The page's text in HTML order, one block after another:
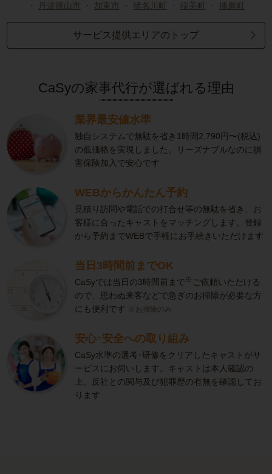
・
丹波篠山市 ・ 加東市 ・ 猪名川町 ・ 稲美町 ・ 播磨町
サービス提供エリアのトップ
CaSyの家事代行が選ばれる理由
業界最安値水準
独自システムで無駄を省き1時間2,790円〜(税込)
の低価格を実現しました。リーズナブルなのに損
害保険加入で安心です
WEBからかんたん予約
見積り訪問や電話での打合せ等の無駄を省き、お
客様に合ったキャストをマッチングします。登録
から予約までWEBで手軽にお手続きいただけます
当日3時間前までOK
CaSyでは当日の3時間前まで※ ご依頼いただける
ので、思わぬ来客などで急ぎのお掃除が必要な方
にも便利です ※お掃除のみ
安心･安全への取り組み
CaSy水準の選考･研修をクリアしたキャストがサ
ービスにお伺いします。キャストは本人確認の
上、反社との関与及び犯罪歴の有無を確認してお
ります